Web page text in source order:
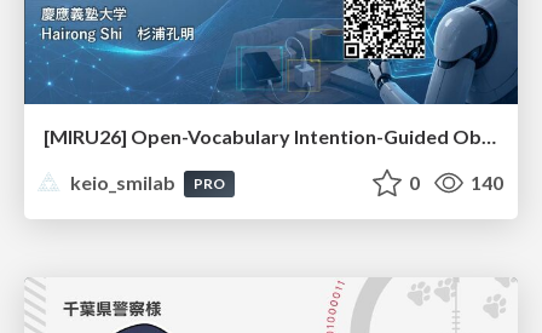
[MIRU26] Open-Vocabulary Intention-Guided Object Detection in Diverse Scenes
keio_smilab
PRO 0 140